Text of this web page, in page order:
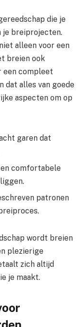
die je
je breiprojecten.
alleen voor een
breien ook
een compleet
dat alles van goede
aspecten om op
garen dat
comfortabele
patronen
wordt breien
plezierige
zich altijd
je maakt.